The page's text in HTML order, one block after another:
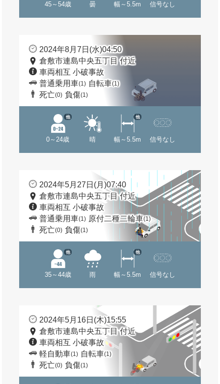
45～54歳 曇 幅～5.5m 信号なし
2024年8月7日(水)04:50
倉敷市連島中央五丁目 付近
車両相互 小破事故
普通乗用車(1) 自転車(1)
死亡(0) 負傷(1)
0～24歳
他
晴 幅～5.5m
他
信号なし
2024年5月27日(月)07:40
倉敷市連島中央五丁目 付近
車両相互 小破事故
普通乗用車(1) 原付二種二輪車(1)
死亡(0) 負傷(1)
35～44歳
他
雨 幅～5.5m
他
信号なし
2024年5月16日(木)15:55
倉敷市連島中央五丁目 付近
車両相互 小破事故
軽自動車(1) 自転車(1)
死亡(0) 負傷(1)